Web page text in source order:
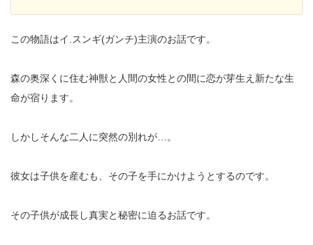
この物語はイ.スンギ(ガンチ)主演のお話です。
森の奥深くに住む神獣と人間の女性との間に恋が芽生え新たな生
命が宿ります。
しかしそんな二人に突然の別れが…。
彼女は子供を産むも、その子を手にかけようとするのです。
その子供が成長し真実と秘密に迫るお話です。